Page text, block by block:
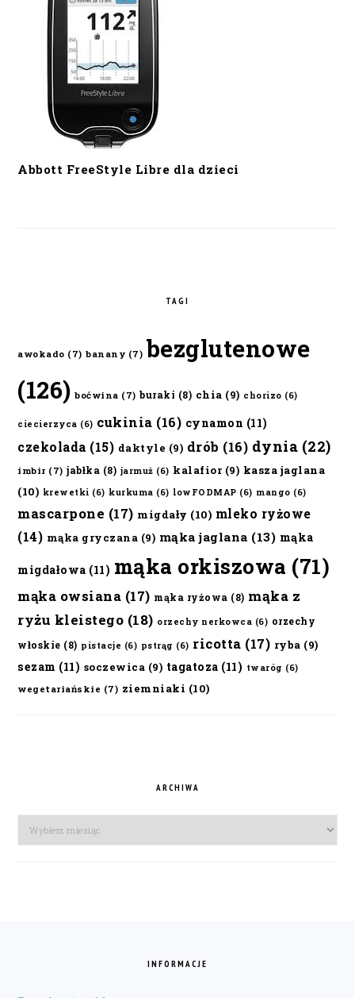
Abbott FreeStyle Libre dla dzieci
TAGI
awokado (7) banany (7) bezglutenowe
(126) boćwina (7) buraki (8) chia (9) chorizo (6)
ciecierzyca (6) cukinia (16) cynamon (11)
czekolada (15) daktyle (9) drób (16) dynia (22)
imbir (7) jabłka (8) jarmuż (6) kalafior(9) kasza jaglana
(10) krewetki (6) kurkuma (6) lowFODMAP (6) mango (6)
mascarpone (17) migdały (10) mleko ryżowe
(14) mąka gryczana (9) mąka jaglana (13) mąka
migdałowa (11) mąka orkiszowa (71)
mąka owsiana (17) mąka ryżowa (8) mąka z
ryżu kleistego (18) orzechy nerkowca (6) orzechy
włoskie (8) pistacje (6) pstrąg (6) ricotta (17) ryba (9)
sezam (11) soczewica (9) tagatoza (11) twaróg (6)
wegetariańskie (7) ziemniaki (10)
ARCHIWA
Archiwa
INFORMACJE